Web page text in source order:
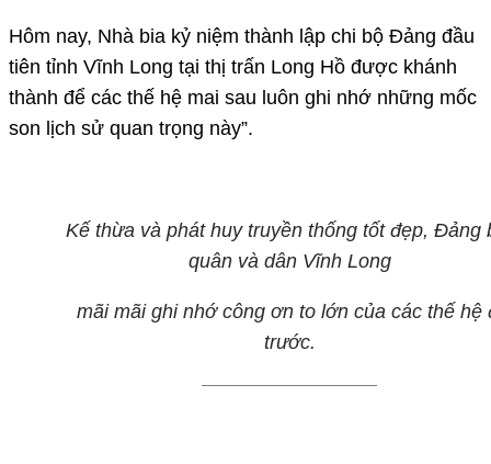
Hôm nay, Nhà bia kỷ niệm thành lập chi bộ Đảng đầu
tiên tỉnh Vĩnh Long tại thị trấn Long Hồ được khánh
thành để các thế hệ mai sau luôn ghi nhớ những mốc
son lịch sử quan trọng này”.
Kế thừa và phát huy truyền thống tốt đẹp, Đảng
quân và dân Vĩnh Long
mãi mãi ghi nhớ công ơn to lớn của các thế hệ
trước.